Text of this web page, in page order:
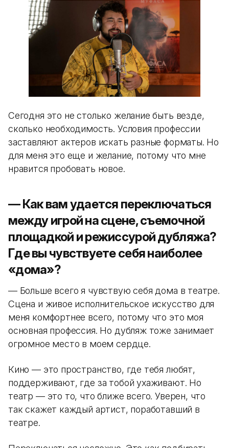
Сегодня это не столько желание быть везде,
сколько необходимость. Условия профессии
заставляют актеров искать разные форматы. Но
для меня это еще и желание, потому что мне
нравится пробовать новое.
— Как вам удается переключаться
между игрой на сцене, съемочной
площадкой и режиссурой дубляжа?
Где вы чувствуете себя наиболее
«дома»?
— Больше всего я чувствую себя дома в театре.
Сцена и живое исполнительское искусство для
меня комфортнее всего, потому что это моя
основная профессия. Но дубляж тоже занимает
огромное место в моем сердце.
Кино — это пространство, где тебя любят,
поддерживают, где за тобой ухаживают. Но
театр — это то, что ближе всего. Уверен, что
так скажет каждый артист, поработавший в
театре.